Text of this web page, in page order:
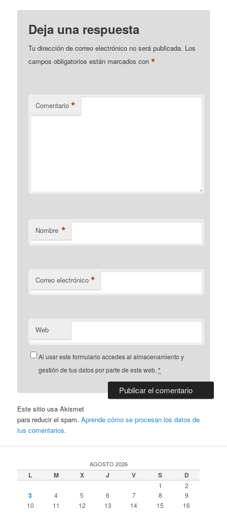
Deja una respuesta
Tu dirección de correo electrónico no será publicada. Los
campos obligatorios están marcados con*
Comentario *
Nombre *
Correo electrónico *
Web
Al usar este formulario accedes al almacenamiento y
gestión de tus datos por parte de esta web.*
Este sitio usa Akismet
para reducir el spam.Aprende cómo se procesan los datos de
tus comentarios.
AGOSTO 2026
L M X J V S D
1 2
3 4 5 6 7 8
9
10
11 12 13 14 15
16